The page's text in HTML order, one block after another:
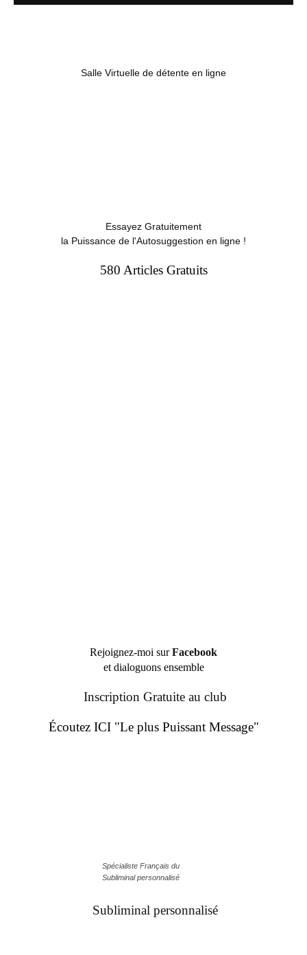
Salle Virtuelle de détente en ligne
Essayez Gratuitement
la Puissance de l'Autosuggestion en ligne !
580 Articles Gratuits
Rejoignez-moi surFacebook
et dialoguons ensemble
Inscription Gratuite au club
Écoutez ICI "Le plus Puissant Message"
Spécialiste Français du
Subliminal personnalisé
Subliminal personnalisé